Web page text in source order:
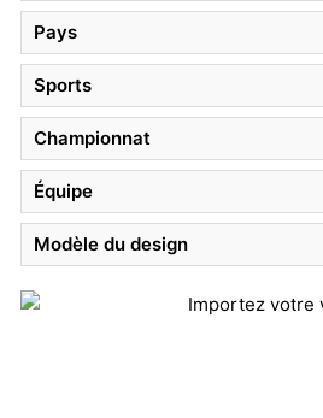
Pays
Sports
Championnat
Équipe
Modèle du design